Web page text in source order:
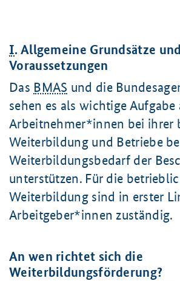
I. Allgemeine Grundsätze und
Voraussetzungen
Das BMAS und die
sehen es als wichtige Aufgabe
Arbeitnehmer*innen bei ihrer
Weiterbildung und Betriebe
Weiterbildungsbedarf der
unterstützen. Für die
Weiterbildung sind in erster
Arbeitgeber*innen zuständig.
An wen richtet sich die
Weiterbildungsförderung?